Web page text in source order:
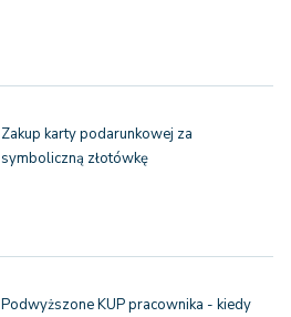
Zakup karty podarunkowej za
symboliczną złotówkę
Podwyższone KUP pracownika - kiedy